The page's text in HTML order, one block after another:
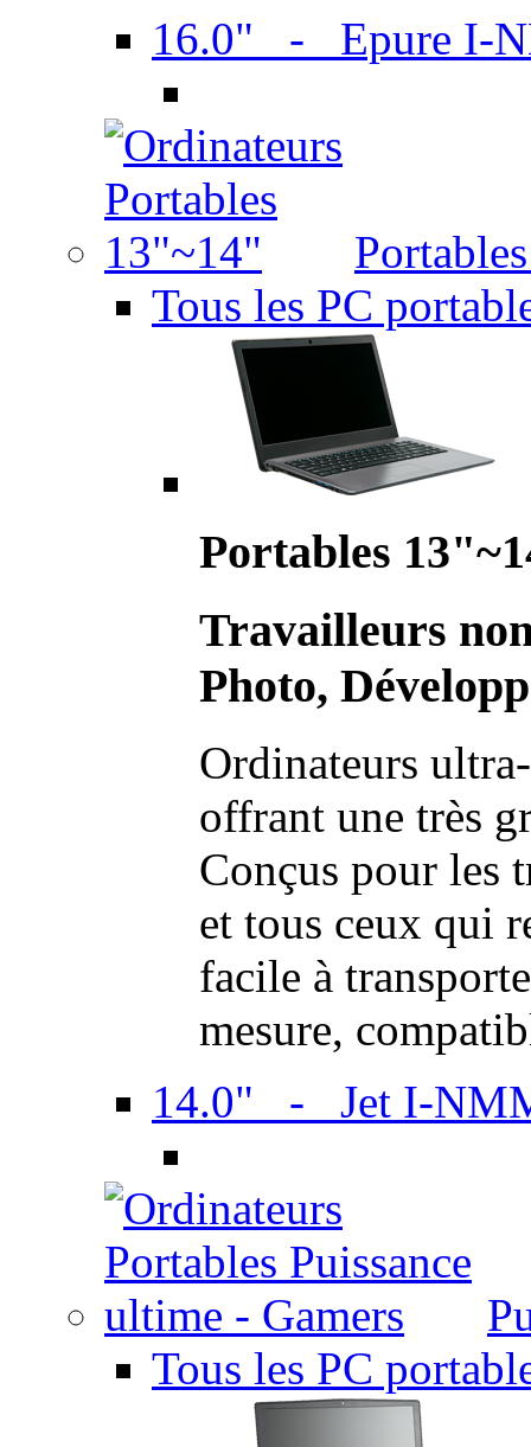
16.0" - Epure I-
Tous les PC
Portables
Travailleurs
Photo,
Ordinateurs
offrant une très
Conçus pour les
et tous ceux qui
facile à
mesure,
14.0" - Jet I-
Tous les PC